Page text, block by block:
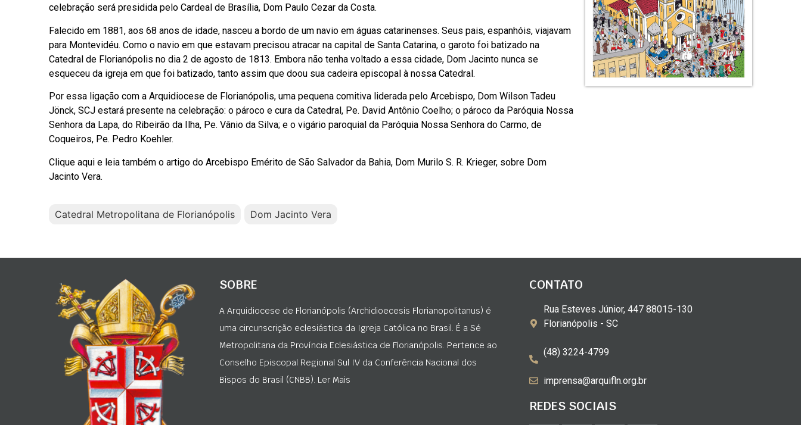
celebração será presidida pelo Cardeal de Brasília, Dom Paulo Cezar da Costa.
Falecido em 1881, aos 68 anos de idade, nasceu a bordo de um navio em águas catarinenses. Seus pais, espanhóis, viajavam
para Montevidéu. Como o navio em que estavam precisou atracar na capital de Santa Catarina, o garoto foi batizado na
Catedral de Florianópolis no dia 2 de agosto de 1813. Embora não tenha voltado a essa cidade, Dom Jacinto nunca se
esqueceu da igreja em que foi batizado, tanto assim que doou sua cadeira episcopal à nossa Catedral.
Por essa ligação com a Arquidiocese de Florianópolis, uma pequena comitiva liderada pelo Arcebispo, Dom Wilson Tadeu
Jönck, SCJ estará presente na celebração: o pároco e cura da Catedral, Pe. David Antônio Coelho; o pároco da Paróquia Nossa
Senhora da Lapa, do Ribeirão da Ilha, Pe. Vânio da Silva; e o vigário paroquial da Paróquia Nossa Senhora do Carmo, de
Coqueiros, Pe. Pedro Koehler.
Clique aqui e leia também o artigo do Arcebispo Emérito de São Salvador da Bahia, Dom Murilo S. R. Krieger, sobre Dom
Jacinto Vera.
Catedral Metropolitana de Florianópolis Dom Jacinto Vera
SOBRE
A Arquidiocese de Florianópolis (Archidioecesis Florianopolitanus) é
uma circunscrição eclesiástica da Igreja Católica no Brasil. É a Sé
Metropolitana da Província Eclesiástica de Florianópolis. Pertence ao
Conselho Episcopal Regional Sul IV da Conferência Nacional dos
Bispos do Brasil (CNBB). Ler Mais
CONTATO
Rua Esteves Júnior, 447 88015-130
Florianópolis - SC
(48) 3224-4799
imprensa@arquifln.org.br
REDES SOCIAIS